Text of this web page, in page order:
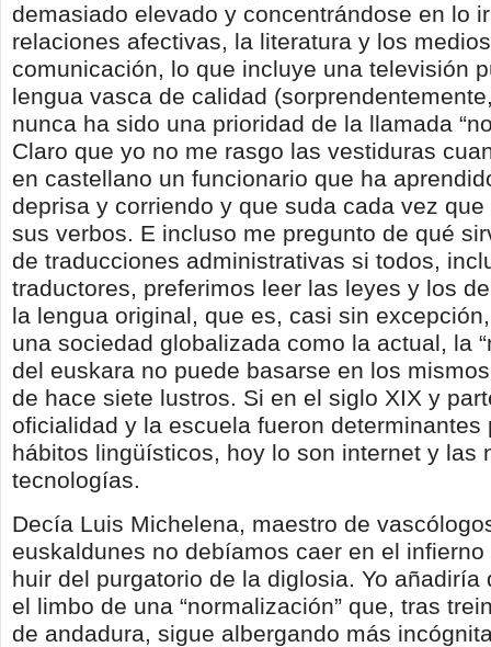
demasiado elevado y concentrándose en lo
relaciones afectivas, la literatura y los
comunicación, lo que incluye una televisión
lengua vasca de calidad
nunca ha sido una prioridad de la llamada
Claro que yo no me rasgo las vestiduras
en castellano un funcionario que ha
deprisa y corriendo y que suda cada vez
sus verbos. E incluso me pregunto de qué
de traducciones administrativas si todos,
traductores, preferimos leer las leyes y los
la lengua original, que es, casi sin
una sociedad globalizada como la actual, la
del euskara no puede basarse en los
de hace siete lustros. Si en el siglo XIX y
oficialidad y la escuela fueron determinantes
hábitos lingüísticos, hoy lo son internet y las
tecnologías.
Decía Luis Michelena, maestro de
euskaldunes no debíamos caer en el
huir del purgatorio de la diglosia. Yo añadiría
el limbo de una “normalización” que, tras
de andadura, sigue albergando más